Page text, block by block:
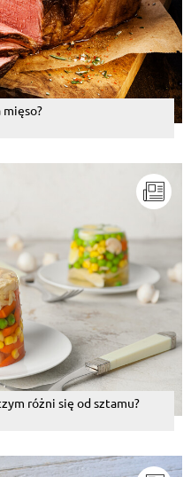
mięso?
różni się od sztamu?